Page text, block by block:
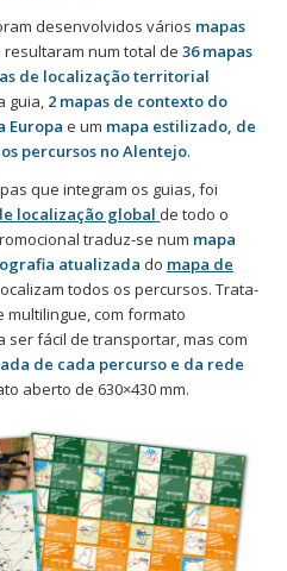
desenvolvidos vários mapas
resultaram num total de 36 mapas
de localização territorial
guia, 2 mapas de contexto do
Europa e um mapa estilizado, de
percursos no Alentejo.
que integram os guias, foi
localização global de todo o
traduz-se num mapa
atualizada do mapa de
todos os percursos. Trata-
multilingue, com formato
ser fácil de transportar, mas com
de cada percurso e da rede
aberto de 630×430 mm.